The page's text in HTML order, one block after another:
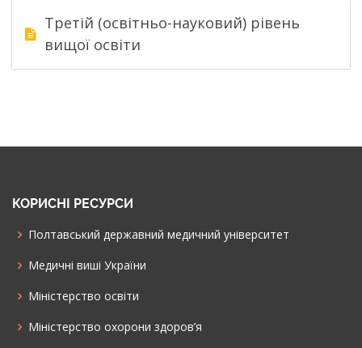
Третій (освітньо-науковий) рівень
вищої освіти
КОРИСНІ РЕСУРСИ
Полтавський державний медичний університет
Медичні виші України
Міністерство освіти
Міністерство охорони здоров’я